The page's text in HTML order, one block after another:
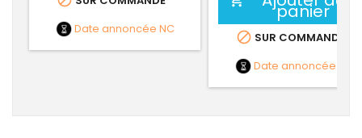
Date annoncée NC
panier
 SUR COMMANDE
Date annoncée